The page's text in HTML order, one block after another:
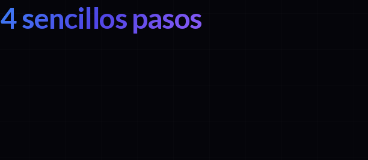
4 sencillos pasos